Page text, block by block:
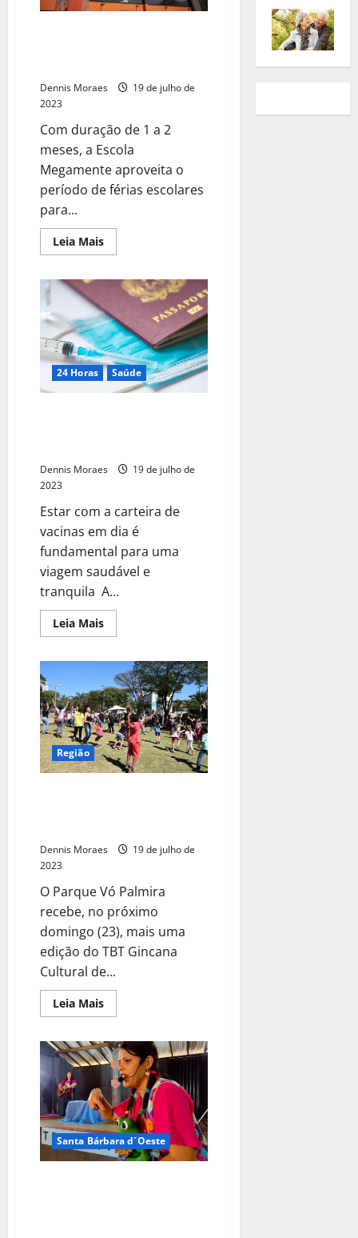
Dennis Moraes
19 de julho de
2023
Com duração de 1 a 2
meses, a Escola
Megamente aproveita o
período de férias escolares
para...
Leia Mais
24 Horas Saúde
Dennis Moraes
19 de julho de
2023
Estar com a carteira de
vacinas em dia é
fundamental para uma
viagem saudável e
tranquila A...
Leia Mais
Região
Dennis Moraes
19 de julho de
2023
O Parque Vó Palmira
recebe, no próximo
domingo (23), mais uma
edição do TBT Gincana
Cultural de...
Leia Mais
Santa Bárbara d´Oeste